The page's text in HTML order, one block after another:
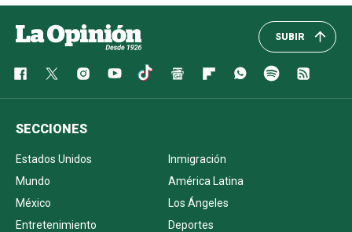
SUBIR
SECCIONES
Estados Unidos
Inmigración
Mundo
América Latina
México
Los Ángeles
Entretenimiento
Deportes